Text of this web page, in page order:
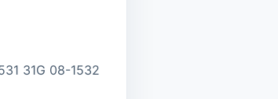
31G 08-1532